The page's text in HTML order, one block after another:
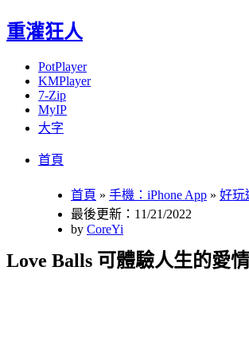
重灌狂人
PotPlayer
KMPlayer
7-Zip
MyIP
大字
首頁
首頁 » 手機：iPhone App » 好玩
最後更新：11/21/2022
by CoreYi
Love Balls 可體驗人生的愛